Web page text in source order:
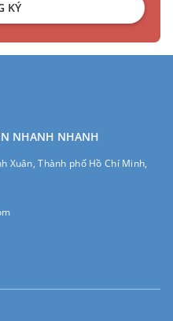
KÝ
NHANH NHANH
Xuân, Thành phố Hồ Chí Minh,